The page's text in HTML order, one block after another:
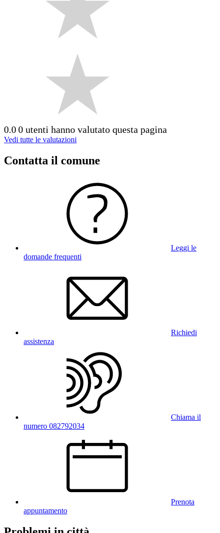
0.00 utenti hanno valutato questa pagina
Vedi tutte le valutazioni
Contatta il comune
Leggi le
domande frequenti
Richiedi
assistenza
Chiama il
numero 082792034
Prenota
appuntamento